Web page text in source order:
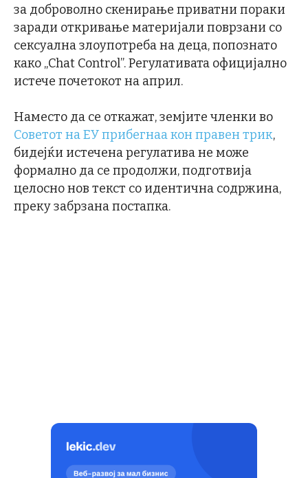
за доброволно скенирање приватни пораки
заради откривање материјали поврзани со
сексуална злоупотреба на деца, попознато
како „Chat Control”. Регулативата официјално
истече почетокот на април.
Наместо да се откажат, земjите членки во
Советот на ЕУ прибегнаа кон правен трик,
бидejќи истечена регулатива не може
формално да се продолжи, подготвија
целосно нов текст со идентична содржина,
преку забрзана постапка.